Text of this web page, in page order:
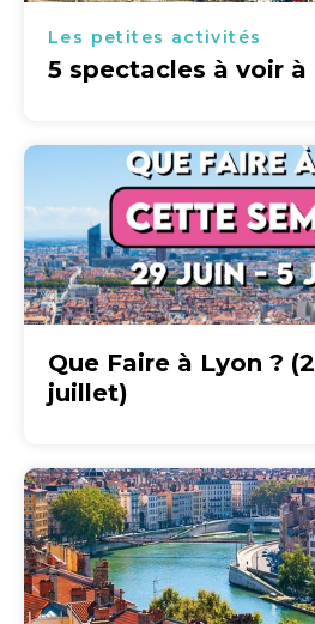
Les petites activités
5 spectacles à voir à
Que Faire à Lyon ?
juillet)